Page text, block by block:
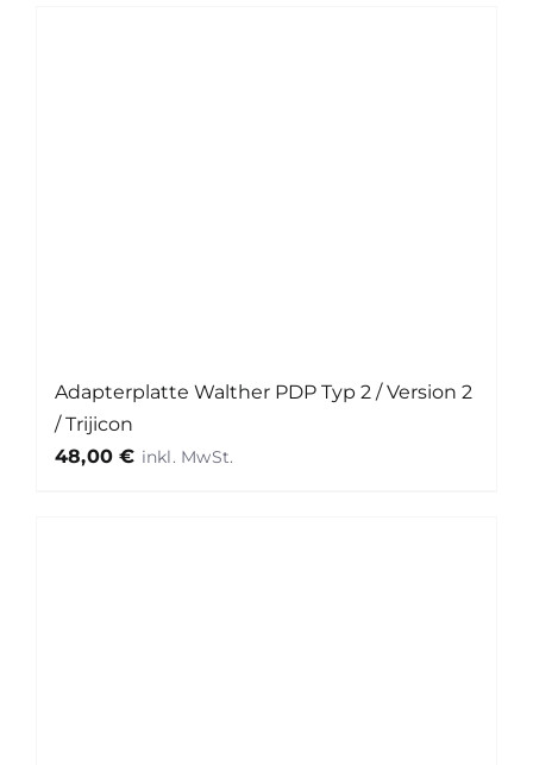
Adapterplatte Walther PDP Typ 2 / Version 2
/ Trijicon
48,00€